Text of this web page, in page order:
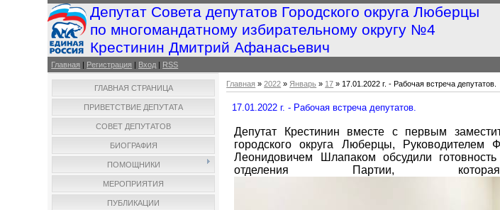
Депутат Совета депутатов Городского округа Люберцы
по многомандатному избирательному округу №4
Крестинин Дмитрий Афанасьевич
Главная | Регистрация | Вход | RSS
ГЛАВНАЯ СТРАНИЦА
ПРИВЕТСТВИЕ ДЕПУТАТА
СОВЕТ ДЕПУТАТОВ
БИОГРАФИЯ
ПОМОЩНИКИ
МЕРОПРИЯТИЯ
ПУБЛИКАЦИИ
Главная »2022 » Январь » 17 » 17.01.2022 г. - Рабочая встреча депутатов.
17.01.2022 г. - Рабочая встреча депутатов.
Депутат Крестинин вместе с первым
городского округа Люберцы, Руководителем
Леонидовичем Шлапаком обсудили
отделения Партии,